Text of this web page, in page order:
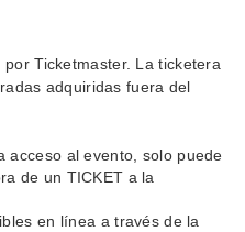
por Ticketmaster. La ticketera
adquiridas fuera del
acceso al evento, solo puede
de un TICKET a la
en línea a través de la